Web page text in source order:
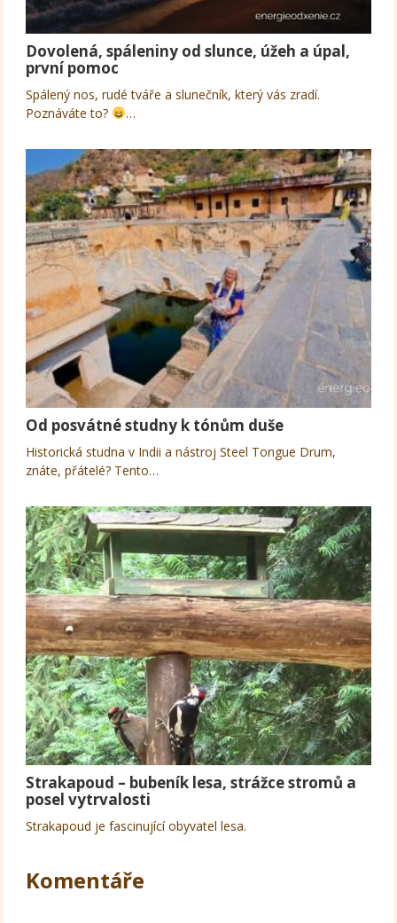
Dovolená, spáleniny od slunce, úžeh a úpal,
první pomoc
Spálený nos, rudé tváře a slunečník, který vás zradí.
Poznáváte to?
…
Od posvátné studny k tónům duše
Historická studna v Indii a nástroj Steel Tongue Drum,
znáte, přátelé? Tento…
Strakapoud – bubeník lesa, strážce stromů a
posel vytrvalosti
Strakapoud je fascinující obyvatel lesa.
Komentáře